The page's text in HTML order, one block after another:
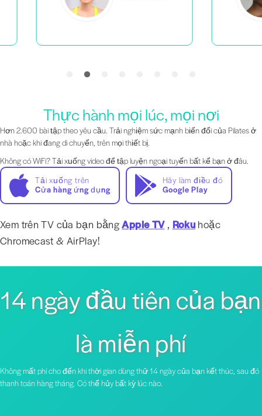
Thực hành mọi lúc, mọi nơi
Hơn 2.600 bài tập theo yêu cầu. Trải nghiệm sức mạnh biến đổi của Pilates ở
nhà hoặc khi đang di chuyển, trên mọi thiết bị.
Không có WiFi? Tải xuống video để tập luyện ngoại tuyến bất kể bạn ở đâu.
Tải xuống trên
Cửa hàng ứng dụng
Hãy làm điều đó
Google Play
Xem trên TV của bạn bằngApple TV, Roku hoặc
Chromecast & AirPlay!
14 ngày đầu tiên của bạn
là miễn phí
Không mất phí cho đến khi thời gian dùng thử 14 ngày của bạn kết thúc, sau đó
thanh toán hàng tháng. Có thể hủy bất kỳ lúc nào.